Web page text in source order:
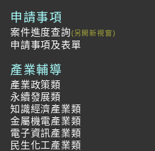
申請事項
案件進度查詢
申請事項及表單
產業輔導
產業政策類
永續發展類
知識經濟產業類
金屬機電產業類
電子資訊產業類
民生化工產業類